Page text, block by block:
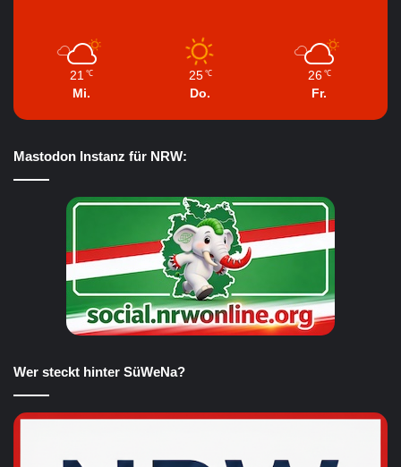
21 ℃
Mi.
25 ℃
Do.
26 ℃
Fr.
Mastodon Instanz für NRW:
Wer steckt hinter SüWeNa?